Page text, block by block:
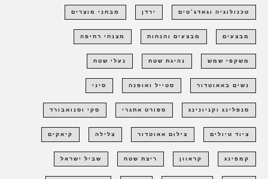
טכנולוגיה וגאדג'טים ירדן מבחני מוצרים
מבצעים מבצעים והנחות מצנחי רחיפה
משקפי שמש נהיגת שטח נעלי שטח
נשים באאוטדור סטייל ואופנה סיני
סנפלינג וקניונינג ספורט אתגרי סקי וסנואבורד
ציוד טיולים צילום אאוטדור צלילה קיאקים
קמפינג קראוון ריצת שטח שביל ישראל